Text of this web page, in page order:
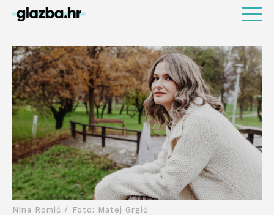
Nina Romić / Foto: Matej Grgić